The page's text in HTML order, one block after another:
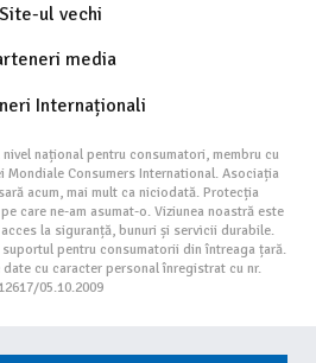
Site-ul vechi
media
Internaționali
național pentru consumatori, membru cu
Mondiale Consumers International. Asociația
acum, mai mult ca niciodată. Protecția
care ne-am asumat-o. Viziunea noastră este
la siguranță, bunuri și servicii durabile.
pentru consumatorii din întreaga țară.
cu caracter personal înregistrat cu nr.
12617/05.10.2009